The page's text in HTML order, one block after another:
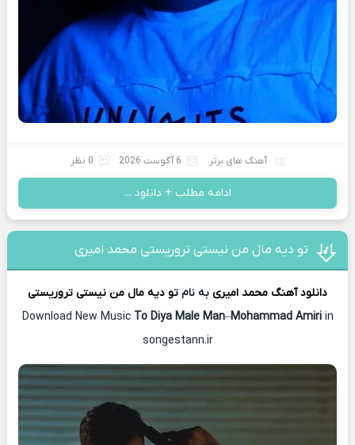
آهنگ های برتر 6 آگوست 2026 0 نظر
ادامه مطلب + دانلود ...
تو دیه مال من نیستی تروریستی محمد امیری
دانلود آهنگ محمد امیری به نام تو دیه مال من نیستی تروریستی
Download New Music To Diya Male Man–Mohammad Amiriin
songestann.ir